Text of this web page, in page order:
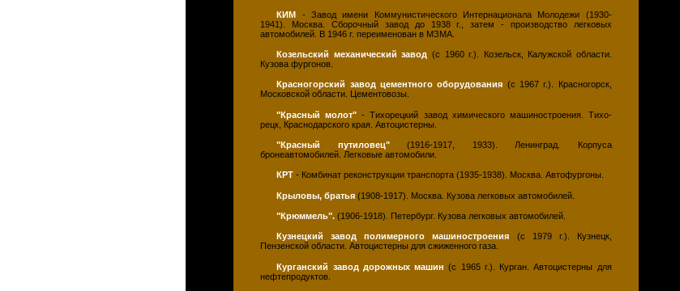
КИМ - Завод имени Коммунистического Интернационала Молодежи (1930-
1941). Москва. Сборочный завод до 1938 г., затем - производство легковых
автомобилей. В 1946 г. переименован в МЗМА.
Козельский механический завод (с 1960 г.). Козельск, Калужской области.
Кузова фургонов.
Красногорский завод цементного оборудования (с 1967 г.). Красногорск,
Московской области. Цементовозы.
"Красный молот" - Тихорецкий завод химического машиностроения. Тихо-
рецк, Краснодарского края. Автоцистерны.
"Красный путиловец"(1916-1917, 1933). Ленинград. Корпуса
бронеавтомобилей. Легковые автомобили.
КРТ - Комбинат реконструкции транспорта (1935-1938). Москва. Автофургоны.
Крыловы, братья (1908-1917). Москва. Кузова легковых автомобилей.
"Крюммель". (1906-1918). Петербург. Кузова легковых автомобилей.
Кузнецкий завод полимерного машиностроения (с 1979 г.). Кузнецк,
Пензенской области. Автоцистерны для сжиженного газа.
Курганский завод дорожных машин (с 1965 г.). Курган. Автоцистерны для
нефтепродуктов.